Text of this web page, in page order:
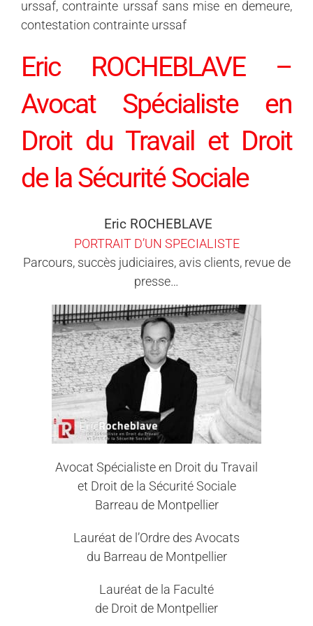
urssaf, contrainte urssaf sans mise en demeure,
contestation contrainte urssaf
Eric ROCHEBLAVE –
Avocat Spécialiste en
Droit du Travail et Droit
de la Sécurité Sociale
Eric ROCHEBLAVE
PORTRAIT D’UN SPECIALISTE
Parcours, succès judiciaires, avis clients, revue de
presse…
Avocat Spécialiste en Droit du Travail
et Droit de la Sécurité Sociale
Barreau de Montpellier
Lauréat de l’Ordre des Avocats
du Barreau de Montpellier
Lauréat de la Faculté
de Droit de Montpellier